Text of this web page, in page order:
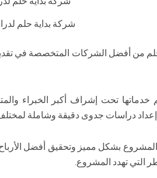
شركة بداية حلم
من أفضل الشركات المتخصصة في
خدماتها تحت إشراف أكبر الخبراء
إعداد دراسات جدوى دقيقة وشاملة
بشكل مميز وتحقيق أفضل الأرباح
التي تهدد المشروع.